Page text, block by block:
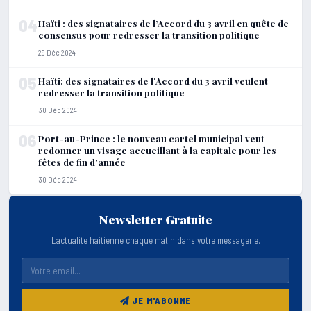
04Haïti : des signataires de l’Accord du 3 avril en quête de
consensus pour redresser la transition politique
29 Déc 2024
05Haïti: des signataires de l’Accord du 3 avril veulent
redresser la transition politique
30 Déc 2024
06Port-au-Prince : le nouveau cartel municipal veut
redonner un visage accueillant à la capitale pour les
fêtes de fin d’année
30 Déc 2024
Newsletter Gratuite
L'actualite haitienne chaque matin dans votre messagerie.
JE M'ABONNE